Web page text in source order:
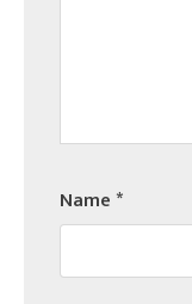
Name*